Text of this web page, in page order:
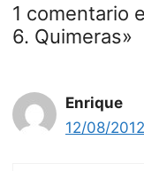
1 comentario
6. Quimeras»
Enrique
12/08/